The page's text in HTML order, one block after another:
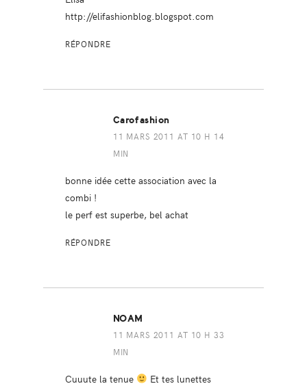
http://elifashionblog.blogspot.com
RÉPONDRE
Carofashion
11 MARS 2011 AT 10 H 14
MIN
bonne idée cette association avec la
combi !
le perf est superbe, bel achat
RÉPONDRE
NOAM
11 MARS 2011 AT 10 H 33
MIN
Cuuute la tenue
Et tes lunettes